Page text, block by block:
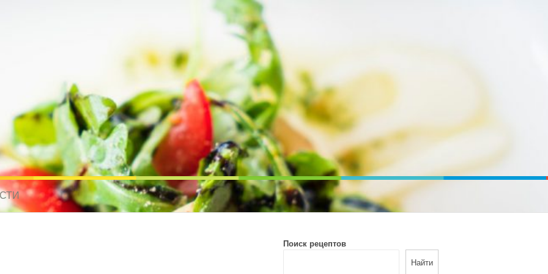
рецепты для всех
РЕЦЕПТЫ ДЛЯ МУЛЬТИВАРКИ. РЕЦЕПТЫ ДЛЯ МИКРОВОЛНОВОЙ ПЕЧИ. ДИЕТИЧЕСКОЕ ПИТАНИЕ
Поиск рецептов
Найти